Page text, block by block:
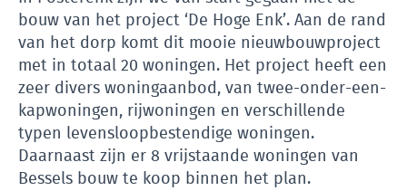
bouw van het project ‘De Hoge Enk’. Aan de rand
van het dorp komt dit mooie nieuwbouwproject
met in totaal 20 woningen. Het project heeft een
zeer divers woningaanbod, van twee-onder-een-
kapwoningen, rijwoningen en verschillende
typen levensloopbestendige woningen.
Daarnaast zijn er 8 vrijstaande woningen van
Bessels bouw te koop binnen het plan.